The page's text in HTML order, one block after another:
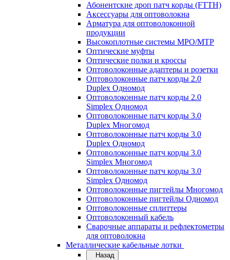
Абонентские дроп патч корды (FTTH)
Аксессуары для оптоволокна
Арматура для оптоволоконной
продукции
Высокоплотные системы MPO/MTP
Оптические муфты
Оптические полки и кроссы
Оптоволоконные адаптеры и розетки
Оптоволоконные патч корды 2.0
Duplex Одномод
Оптоволоконные патч корды 2.0
Simplex Одномод
Оптоволоконные патч корды 3.0
Duplex Многомод
Оптоволоконные патч корды 3.0
Duplex Одномод
Оптоволоконные патч корды 3.0
Simplex Многомод
Оптоволоконные патч корды 3.0
Simplex Одномод
Оптоволоконные пигтейлы Многомод
Оптоволоконные пигтейлы Одномод
Оптоволоконные сплиттеры
Оптоволоконный кабель
Сварочные аппараты и рефлектометры
для оптоволокна
Металлические кабельные лотки
Назад